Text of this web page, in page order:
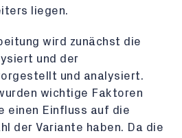
liegen.
wird zunächst die
und der
und analysiert.
wichtige Faktoren
einen Einfluss auf die
der Variante haben. Da die